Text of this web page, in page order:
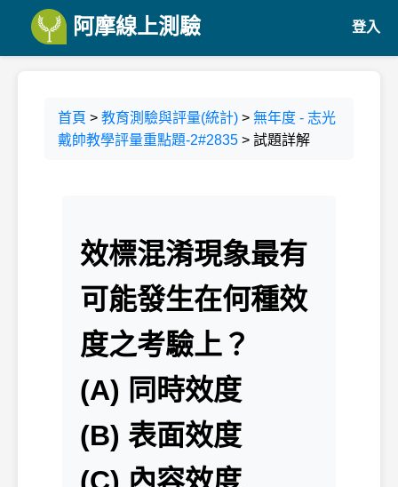
阿摩線上測驗 登入
首頁 > 教育測驗與評量(統計) > 無年度 - 志光
戴帥教學評量重點題-2#2835 > 試題詳解
效標混淆現象最有
可能發生在何種效
度之考驗上？
(A) 同時效度
(B) 表面效度